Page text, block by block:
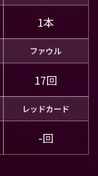
1本
ファウル
17回
レッドカード
-回